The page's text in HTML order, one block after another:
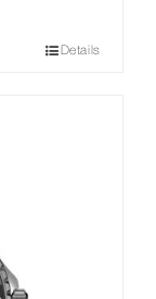
Details